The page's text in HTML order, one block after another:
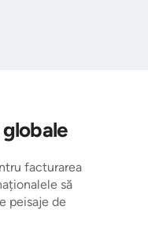
facturarea
să
peisaje de